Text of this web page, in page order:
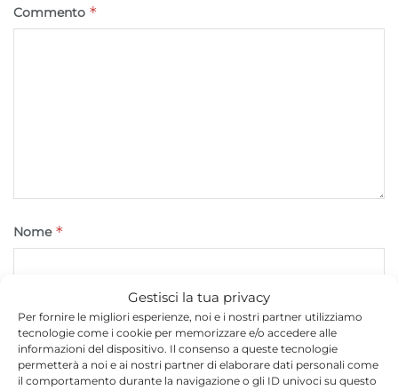
Gestisci la tua privacy
Per fornire le migliori esperienze, noi e i nostri partner utilizziamo
tecnologie come i cookie per memorizzare e/o accedere alle
informazioni del dispositivo. Il consenso a queste tecnologie
permetterà a noi e ai nostri partner di elaborare dati personali come
il comportamento durante la navigazione o gli ID univoci su questo
Commento *
Nome *
Email*